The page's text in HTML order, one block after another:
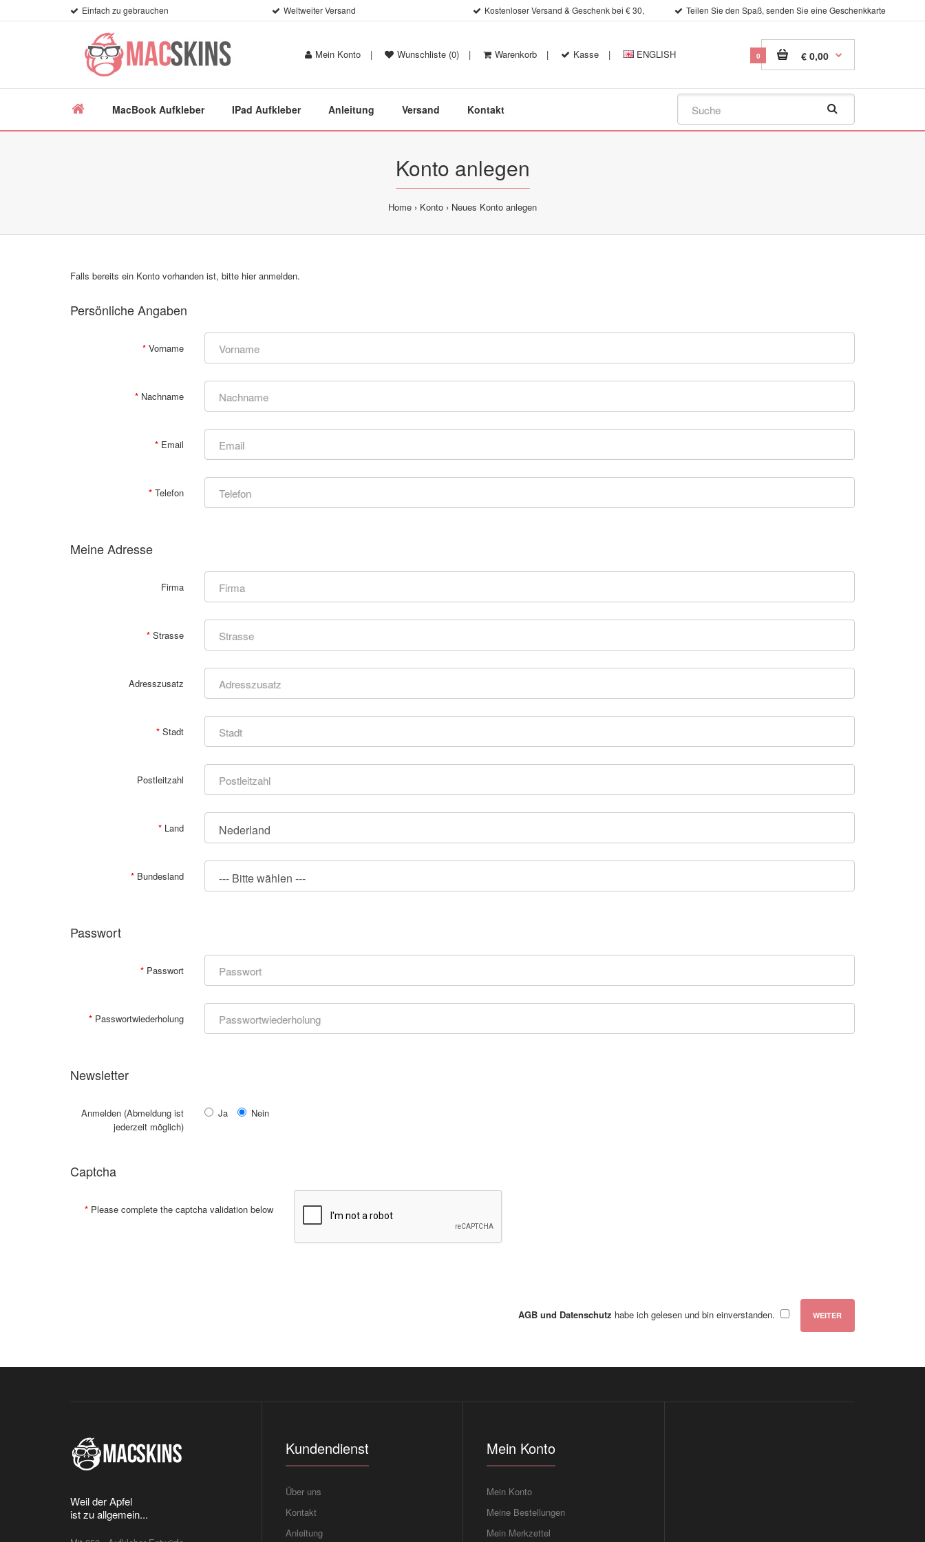
Einfach zu gebrauchen Weltweiter Versand Kostenloser Versand & Geschenk bei € 30, Teilen Sie den Spaß, senden Sie eine Geschenkkarte
0 € 0,00
Mein Konto | Wunschliste (0) | Warenkorb | Kasse | ENGLISH
MacBook Aufkleber IPad Aufkleber Anleitung Versand Kontakt
Konto anlegen
Home Konto Neues Konto anlegen
Falls bereits ein Konto vorhanden ist, bitte hieranmelden.
Persönliche Angaben
Vorname
Nachname
Email
Telefon
Meine Adresse
Firma
Strasse
Adresszusatz
Stadt
Postleitzahl
Land
Bundesland
Passwort
Passwort
Passwortwiederholung
Newsletter
Anmelden (Abmeldung ist
jederzeit möglich)
Ja Nein
Captcha
Please complete the captcha validation below
AGB und Datenschutz habe ich gelesen und bin einverstanden.
Weil der Apfel
ist zu allgemein...
Kundendienst
Über uns
Kontakt
Anleitung
Mein Konto
Mein Konto
Meine Bestellungen
Mein Merkzettel